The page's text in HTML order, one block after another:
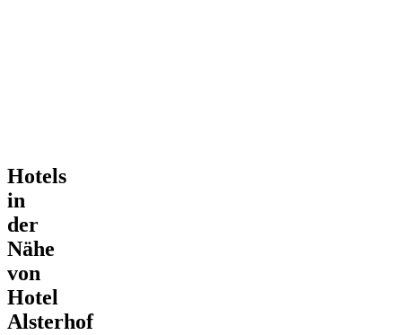
Hotels
in
der
Nähe
von
Hotel
Alsterhof